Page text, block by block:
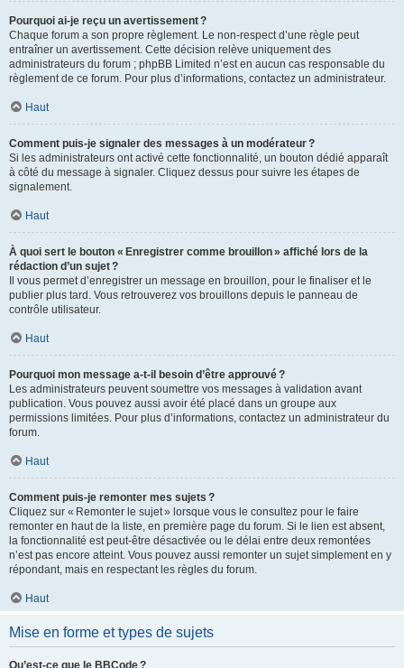
Pourquoi ai-je reçu un avertissement ?
Chaque forum a son propre règlement. Le non-respect d’une règle peut
entraîner un avertissement. Cette décision relève uniquement des
administrateurs du forum ; phpBB Limited n’est en aucun cas responsable du
règlement de ce forum. Pour plus d’informations, contactez un administrateur.
Haut
Comment puis-je signaler des messages à un modérateur ?
Si les administrateurs ont activé cette fonctionnalité, un bouton dédié apparaît
à côté du message à signaler. Cliquez dessus pour suivre les étapes de
signalement.
Haut
À quoi sert le bouton « Enregistrer comme brouillon » affiché lors de la
rédaction d’un sujet ?
Il vous permet d’enregistrer un message en brouillon, pour le finaliser et le
publier plus tard. Vous retrouverez vos brouillons depuis le panneau de
contrôle utilisateur.
Haut
Pourquoi mon message a-t-il besoin d’être approuvé ?
Les administrateurs peuvent soumettre vos messages à validation avant
publication. Vous pouvez aussi avoir été placé dans un groupe aux
permissions limitées. Pour plus d’informations, contactez un administrateur du
forum.
Haut
Comment puis-je remonter mes sujets ?
Cliquez sur « Remonter le sujet » lorsque vous le consultez pour le faire
remonter en haut de la liste, en première page du forum. Si le lien est absent,
la fonctionnalité est peut-être désactivée ou le délai entre deux remontées
n’est pas encore atteint. Vous pouvez aussi remonter un sujet simplement en y
répondant, mais en respectant les règles du forum.
Haut
Mise en forme et types de sujets
Qu’est-ce que le BBCode ?